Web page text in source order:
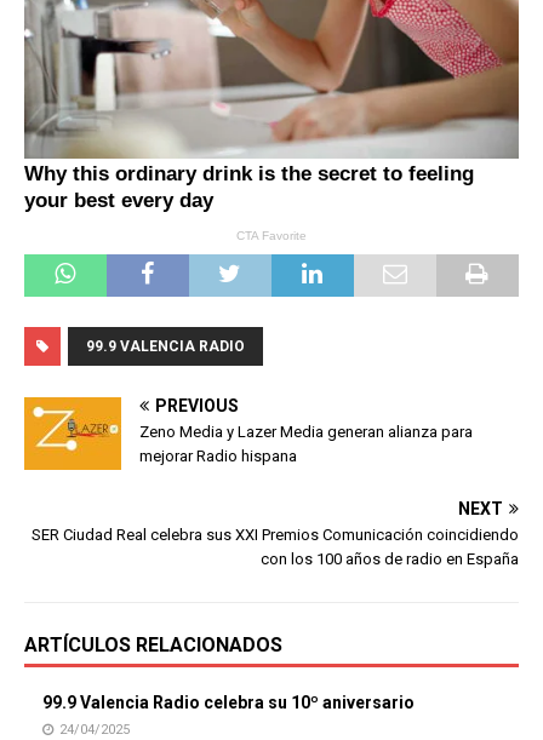
99.9 VALENCIA RADIO
PREVIOUS
Zeno Media y Lazer Media generan alianza para
mejorar Radio hispana
NEXT
SER Ciudad Real celebra sus XXI Premios Comunicación coincidiendo
con los 100 años de radio en España
ARTÍCULOS RELACIONADOS
99.9 Valencia Radio celebra su 10º aniversario
24/04/2025